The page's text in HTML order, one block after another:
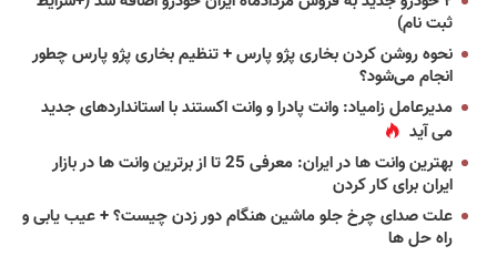
ثبت نام)
نحوه روشن کردن بخاری پژو پارس + تنظیم بخاری پژو پارس چطور
انجام می‌شود؟
مدیرعامل زامیاد: وانت پادرا و وانت اکستند با استانداردهای جدید
می آید
بهترین وانت ها در ایران: معرفی 25 تا از برترین وانت ها در بازار
ایران برای کار کردن
علت صدای چرخ جلو ماشین هنگام دور زدن چیست؟ + عیب یابی و
راه حل ها